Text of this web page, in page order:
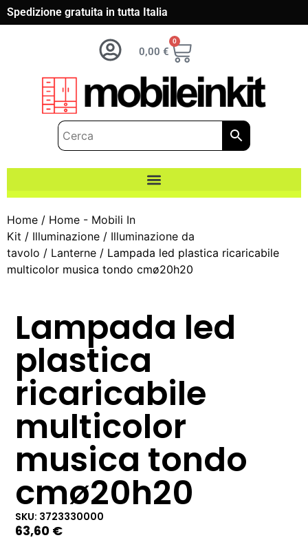
Spedizione gratuita in tutta Italia
0,00 €
0
Home / Home - Mobili In
Kit / Illuminazione / Illuminazione da
tavolo / Lanterne / Lampada led plastica ricaricabile
multicolor musica tondo cmø20h20
Lampada led
plastica
ricaricabile
multicolor
musica tondo
cmø20h20
SKU: 3723330000
63,60 €